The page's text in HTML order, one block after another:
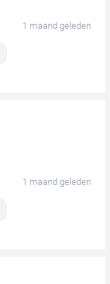
1 maand geleden
1 maand geleden